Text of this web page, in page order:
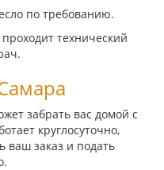
по требованию.
технический
забрать вас домой с
круглосуточно,
ваш заказ и подать